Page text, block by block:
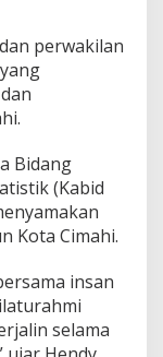
perwakilan
Bidang
(Kabid
Kota Cimahi.
insan
selama